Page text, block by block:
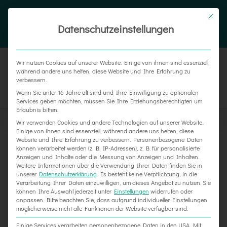
Zum
FacebookInstagram
Xing
Zeige
grösseres
Bild
Datenschutzeinstellungen
Wir nutzen Cookies auf unserer Website. Einige von ihnen sind essenziell,
während andere uns helfen, diese Website und Ihre Erfahrung zu
verbessern.
Wenn Sie unter 16 Jahre alt sind und Ihre Einwilligung zu optionalen
Services geben möchten, müssen Sie Ihre Erziehungsberechtigten um
Erlaubnis bitten.
Wir verwenden Cookies und andere Technologien auf unserer Website.
Einige von ihnen sind essenziell, während andere uns helfen, diese
Website und Ihre Erfahrung zu verbessern. Personenbezogene Daten
können verarbeitet werden (z. B. IP-Adressen), z. B. für personalisierte
Anzeigen und Inhalte oder die Messung von Anzeigen und Inhalten.
Weitere Informationen über die Verwendung Ihrer Daten finden Sie in
unserer Datenschutzerklärung Es besteht keine Verpflichtung, in die
Verarbeitung Ihrer Daten einzuwilligen, um dieses Angebot zu nutzen. Sie
können Ihre Auswahl jederzeit unter Einstellungen widerrufen oder
anpassen. Bitte beachten Sie, dass aufgrund individueller Einstellungen
möglicherweise nicht alle Funktionen der Website verfügbar sind.
Einige Services verarbeiten personenbezogene Daten in den USA. Mit